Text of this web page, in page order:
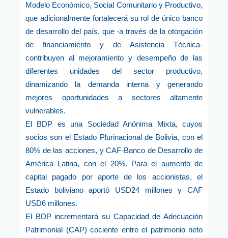
Modelo Económico, Social Comunitario y Productivo,
que adicionalmente fortalecerá su rol de único banco
de desarrollo del país, que -a través de la otorgación
de financiamiento y de Asistencia Técnica-
contribuyen al mejoramiento y desempeño de las
diferentes unidades del sector productivo,
dinamizando la demanda interna y generando
mejores oportunidades a sectores altamente
vulnerables.
El BDP es una Sociedad Anónima Mixta, cuyos
socios son el Estado Plurinacional de Bolivia, con el
80% de las acciones, y CAF-Banco de Desarrollo de
América Latina, con el 20%. Para el aumento de
capital pagado por aporte de los accionistas, el
Estado boliviano aportó USD24 millones y CAF
USD6 millones.
El BDP incrementará su Capacidad de Adecuación
Patrimonial (CAP) cociente entre el patrimonio neto